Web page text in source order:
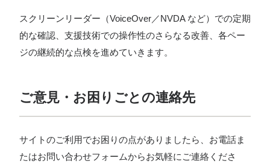
スクリーンリーダー（VoiceOver／NVDA など）での定期
的な確認、支援技術での操作性のさらなる改善、各ペー
ジの継続的な点検を進めていきます。
ご意見・お困りごとの連絡先
サイトのご利用でお困りの点がありましたら、お電話ま
たはお問い合わせフォームからお気軽にご連絡くださ